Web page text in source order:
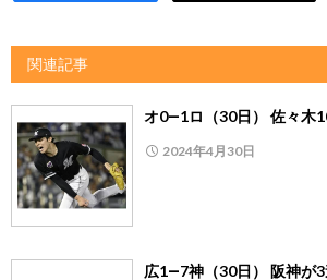
関連記事
オ0―1ロ（30日） 佐々木
2024年4月30日
広1―7神（30日） 阪神が